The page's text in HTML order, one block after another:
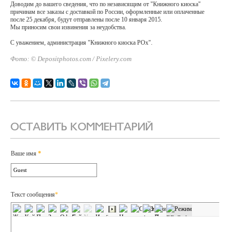
Доводим до вашего сведения, что по независящим от "Книжного киоска"
причинам все заказы с доставкой по России, оформленные или оплаченные
после 25 декабря, будут отправлены после 10 января 2015.
Мы приносим свои извинения за неудобства.
С уважением, администрация "Книжного киоска РОх".
Фото: © Depositphotos.com / Pixelery.com
ОСТАВИТЬ КОММЕНТАРИЙ
Ваше имя *
Текст сообщения*